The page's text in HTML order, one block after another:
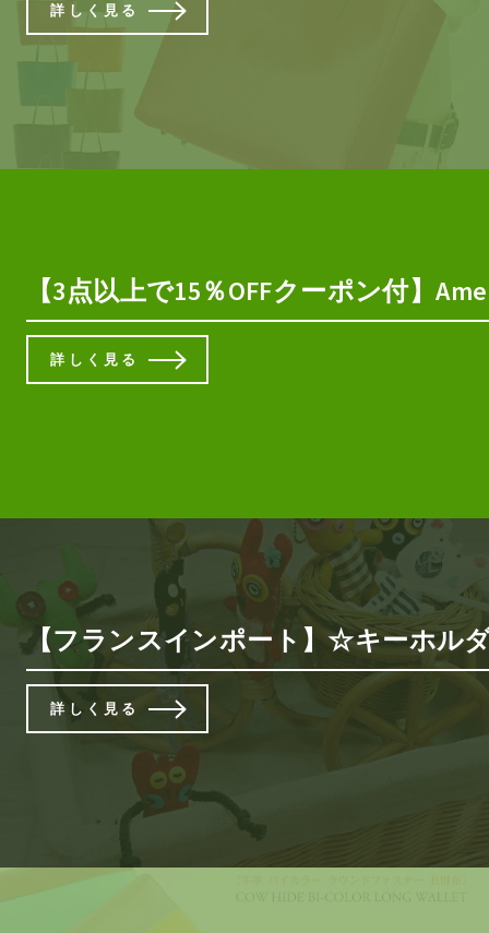
詳しく見る
【3点以上で15％OFFクーポン付】
詳しく見る
【フランスインポート】☆キーホル
詳しく見る